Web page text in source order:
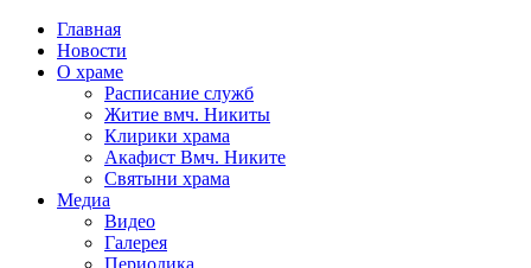
Главная
Новости
О храме
Расписание служб
Житие вмч. Никиты
Клирики храма
Акафист Вмч. Никите
Святыни храма
Медиа
Видео
Галерея
Периодика